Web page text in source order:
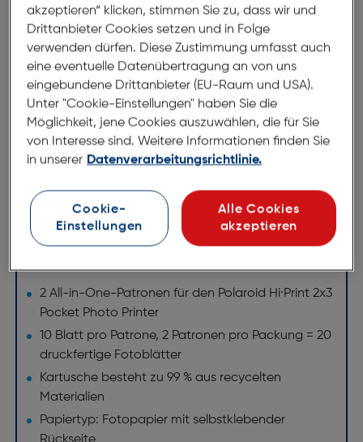
Polaroid Hi-Print
Jetzt zu 30 % aus recycelten Materialien
hergestellt –
Wiederaufladbare Batterie -
Funktioniert mit der Polaroid Hi·Print 2x3
Papierkassette
Kompatibel mit iPhone und Android™
Bitte beachten Sie, dass diesem Produkt kein USB-
C-Kabel beiliegt. Jedes USB-C-Kabel wäre mit
dem Polaroid Hi-Print kompatibel.
2 All-in-One-Patronen für den Polaroid Hi·Print 2x3
Pocket Photo Printer
10 Blatt pro Patrone, 2 Patronen pro Packung = 20
druckfertige Fotoblätter
Kartusche besteht zu 99 % aus recycelten
Materialien
Papiertyp: Fotopapier mit selbstklebender
akzeptieren“ klicken, stimmen Sie zu, dass wir und
Drittanbieter Cookies setzen und in Folge
verwenden dürfen. Diese Zustimmung umfasst auch
eine eventuelle Datenübertragung an von uns
eingebundene Drittanbieter (EU-Raum und USA).
Unter "Cookie-Einstellungen" haben Sie die
Möglichkeit, jene Cookies auszuwählen, die für Sie
von Interesse sind. Weitere Informationen finden Sie
in unserer Datenverarbeitungsrichtlinie.
Cookie-
Einstellungen
Alle Cookies
akzeptieren